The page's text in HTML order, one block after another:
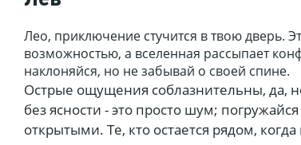
Лео, приключение стучится в твою дверь.
возможностью, а вселенная рассыпает
наклоняйся, но не забывай о своей спине.
Острые ощущения соблазнительны, да,
без ясности - это просто шум;
открытыми. Те, кто остается рядом,